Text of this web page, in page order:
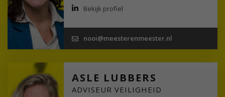
Bekijk profiel
nooi@meesterenmeester.nl
ASLE LUBBERS
ADVISEUR VEILIGHEID